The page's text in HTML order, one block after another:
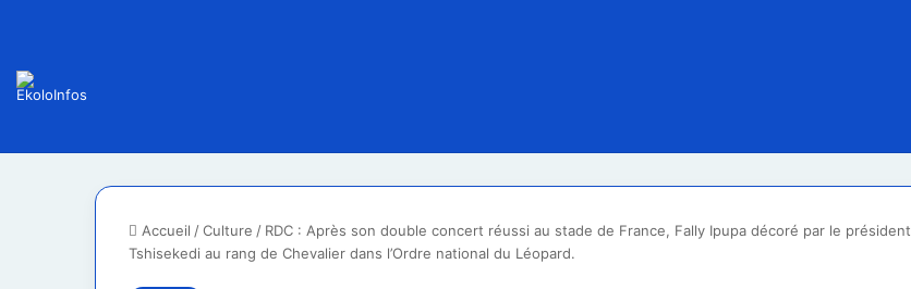
Accueil /Culture / RDC : Après son double concert réussi au stade de France, Fally Ipupa décoré par le président
Tshisekedi au rang de Chevalier dans l’Ordre national du Léopard.